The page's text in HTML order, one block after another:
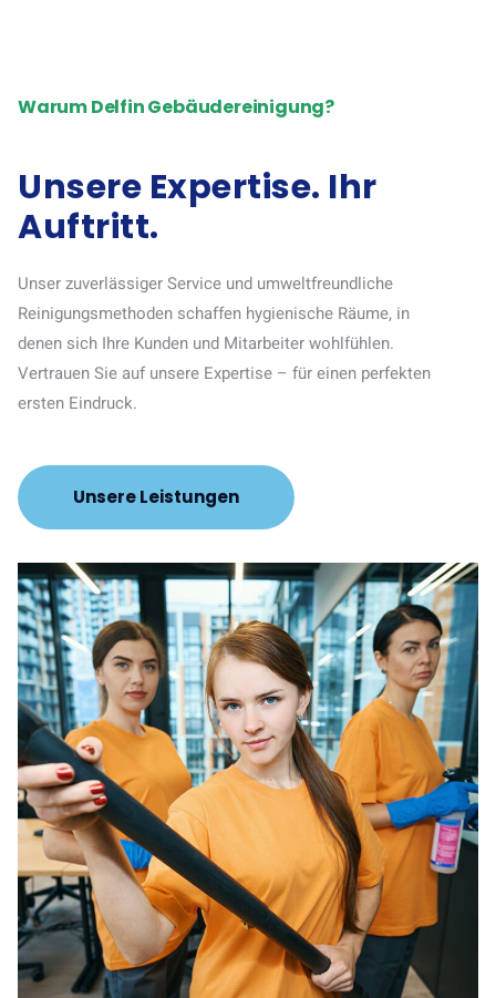
Warum Delfin Gebäudereinigung?
Unsere Expertise. Ihr
Auftritt.
Unser zuverlässiger Service und umweltfreundliche
Reinigungsmethoden schaffen hygienische Räume, in
denen sich Ihre Kunden und Mitarbeiter wohlfühlen.
Vertrauen Sie auf unsere Expertise – für einen perfekten
ersten Eindruck.
Unsere Leistungen